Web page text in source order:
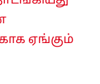
ஏங்கும்